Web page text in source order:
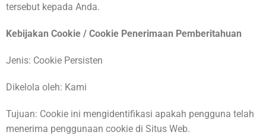
tersebut kepada Anda.
Kebijakan Cookie / Cookie Penerimaan Pemberitahuan
Jenis: Cookie Persisten
Dikelola oleh: Kami
Tujuan: Cookie ini mengidentifikasi apakah pengguna telah
menerima penggunaan cookie di Situs Web.